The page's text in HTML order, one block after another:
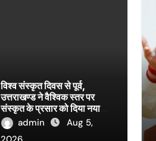
विश्व संस्कृत दिवस से पूर्व,
उत्तराखण्ड ने वैश्विक स्तर पर
संस्कृत के प्रसार को दिया नया
आयाम।admin
Aug 5,